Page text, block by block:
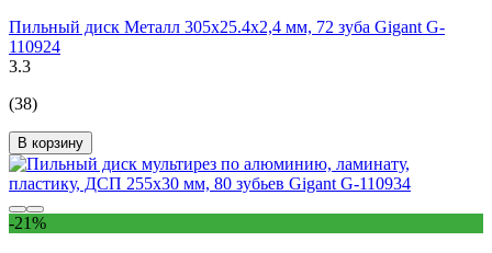
Пильный диск Металл 305x25.4х2,4 мм, 72 зуба Gigant G-
110924
3.3
(38)
В корзину
-21%